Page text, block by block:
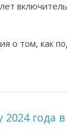
о том, как
года